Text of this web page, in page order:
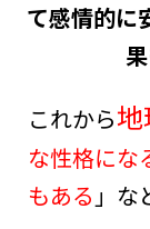
て感情的に
これから
な性格にな
もある 」な